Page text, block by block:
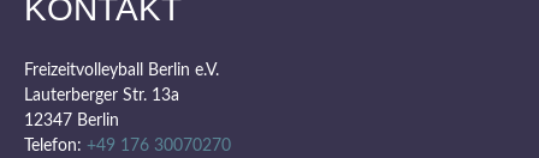
KONTAKT
Freizeitvolleyball Berlin e.V.
Lauterberger Str. 13a
12347 Berlin
Telefon: +49 176 30070270